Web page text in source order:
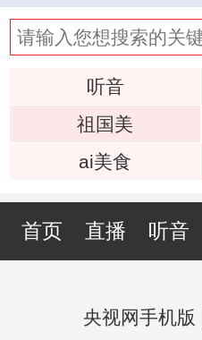
听音
祖国美
ai美食
首页 直播 听音
央视网手机版